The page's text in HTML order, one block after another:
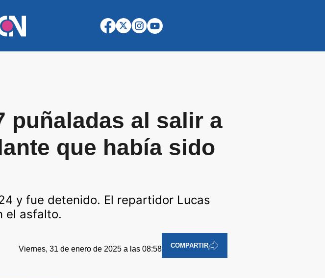
puñaladas al salir a
que había sido
y fue detenido. El repartidor Lucas
el asfalto.
Viernes, 31 de enero de 2025 a las 08:58 COMPARTIR